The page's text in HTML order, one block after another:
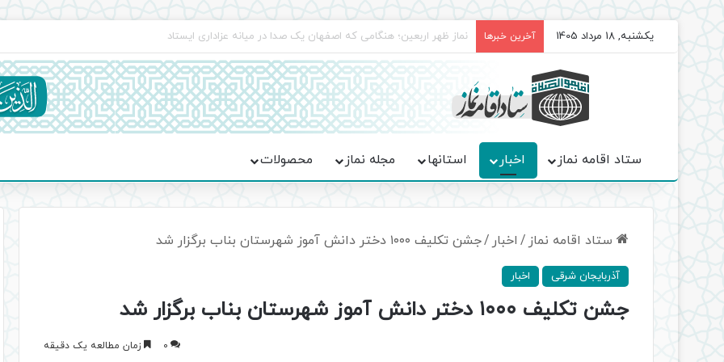
یکشنبه, 18 مرداد 1405 آخرین خبرها برگزاری باشکوه نمازهای جماعت در موکب فاطمه الزهرا (س)
ستاد اقامه نماز اخبار استانها مجله نماز محصولات
ستاد اقامه نماز / اخبار /جشن تکلیف ۱۰۰۰ دختر دانش آموز شهرستان بناب برگزار شد
آذربایجان شرقی اخبار
جشن تکلیف ۱۰۰۰ دختر دانش آموز شهرستان بناب برگزار شد
0 زمان مطالعه یک دقیقه